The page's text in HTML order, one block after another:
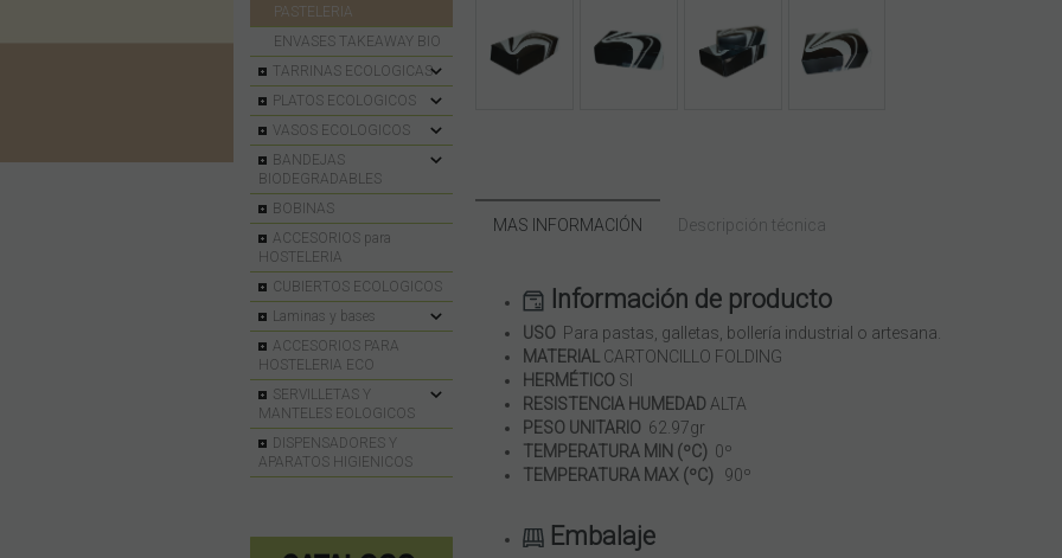
PASTELERIA
ENVASES TAKEAWAY BIO
TARRINAS ECOLOGICAS
PLATOS ECOLOGICOS
VASOS ECOLOGICOS
BANDEJAS
BIODEGRADABLES
BOBINAS
ACCESORIOS para
HOSTELERIA
CUBIERTOS ECOLOGICOS
Laminas y bases
ACCESORIOS PARA
HOSTELERIA ECO
SERVILLETAS Y
MANTELES EOLOGICOS
DISPENSADORES Y
APARATOS HIGIENICOS
MAS INFORMACIÓN Descripción técnica
Información de producto
USO Para pastas, galletas, bollería industrial o artesana.
MATERIAL CARTONCILLO FOLDING
HERMÉTICO SI
RESISTENCIA HUMEDAD ALTA
PESO UNITARIO 62.97gr
TEMPERATURA MIN (ºC) 0º
TEMPERATURA MAX (ºC) 90º
Embalaje